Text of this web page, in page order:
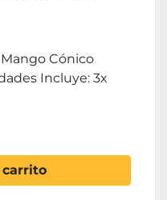
Cónico
Incluye: 3x
carrito